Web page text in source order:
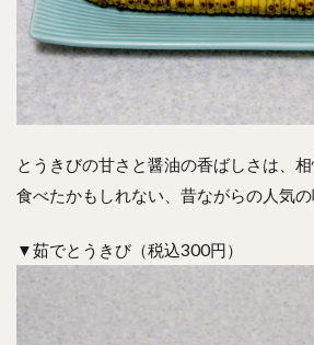
とうきびの甘さと醤油の香ばしさは、
食べたかもしれない、昔ながらの人気の
▼茹でとうきび（税込300円）